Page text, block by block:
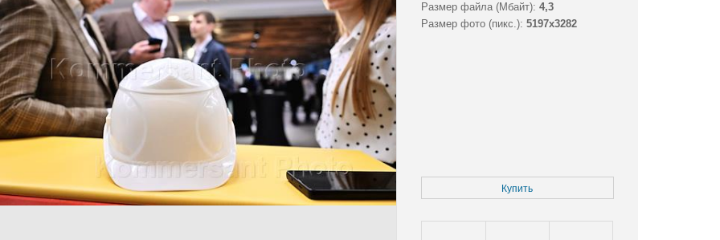
Размер файла (Мбайт): 4,3
Размер фото (пикс.): 5197x3282
Купить